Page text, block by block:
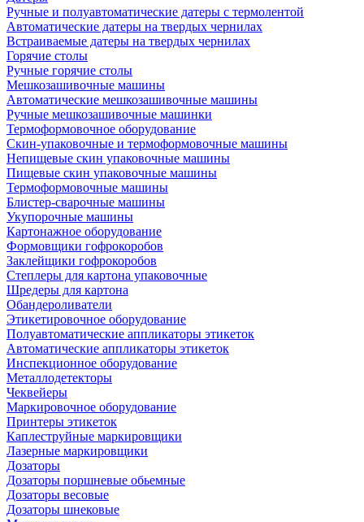
Ручные и полуавтоматические датеры с термолентой
Автоматические датеры на твердых чернилах
Встраиваемые датеры на твердых чернилах
Горячие столы
Ручные горячие столы
Мешкозашивочные машины
Автоматические мешкозашивочные машины
Ручные мешкозашивочные машинки
Термоформовочное оборудование
Скин-упаковочные и термоформовочные машины
Непищевые скин упаковочные машины
Пищевые скин упаковочные машины
Термоформовочные машины
Блистер-сварочные машины
Укупорочные машины
Картонажное оборудование
Формовщики гофрокоробов
Заклейщики гофрокоробов
Степлеры для картона упаковочные
Шредеры для картона
Обандероливатели
Этикетировочное оборудование
Полуавтоматические аппликаторы этикеток
Автоматические аппликаторы этикеток
Инспекционное оборудование
Металлодетекторы
Чеквейеры
Маркировочное оборудование
Принтеры этикеток
Каплеструйные маркировщики
Лазерные маркировщики
Дозаторы
Дозаторы поршневые обьемные
Дозаторы весовые
Дозаторы шнековые